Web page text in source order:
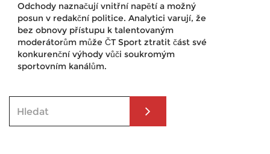
Odchody naznačují vnitřní napětí a možný
posun v redakční politice. Analytici varují, že
bez obnovy přístupu k talentovaným
moderátorům může ČT Sport ztratit část své
konkurenční výhody vůči soukromým
sportovním kanálům.